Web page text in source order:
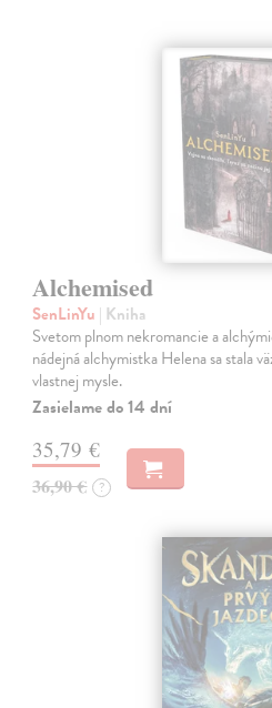
Alchemised
SenLinYu | Kniha
Svetom plnom nekromancie a
nádejná alchymistka Helena sa stala
vlastnej mysle.
Zasielame do 14 dní
35,79 €
36,90 € ?